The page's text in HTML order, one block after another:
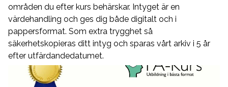
områden du efter kurs behärskar. Intyget är en
värdehandling och ges dig både digitalt och i
pappersformat. Som extra trygghet så
säkerhetskopieras ditt intyg och sparas vårt arkiv i 5 år
efter utfärdandedatumet.